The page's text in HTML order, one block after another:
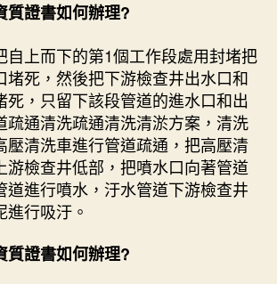
質證書如何辦理?
上而下的第1個工作段處用封堵把
堵死，然後把下游檢查井出水口和
死，只留下該段管道的進水口和出
疏通清洗疏通清洗清淤方案，清洗
壓清洗車進行管道疏通，把高壓清
游檢查井低部，把噴水口向著管道
道進行噴水，汙水管道下游檢查井
行吸汙。
質證書如何辦理?